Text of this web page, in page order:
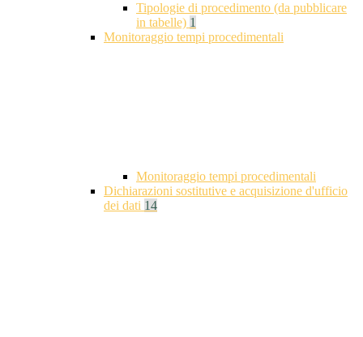
Tipologie di procedimento (da pubblicare
in tabelle) 1
Monitoraggio tempi procedimentali
Monitoraggio tempi procedimentali
Dichiarazioni sostitutive e acquisizione d'ufficio
dei dati 14